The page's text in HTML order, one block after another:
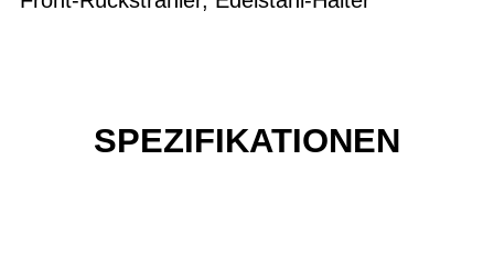
SPEZIFIKATIONEN